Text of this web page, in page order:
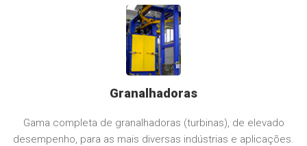
Granalhadoras
Gama completa de granalhadoras (turbinas), de elevado
desempenho, para as mais diversas indústrias e aplicações.